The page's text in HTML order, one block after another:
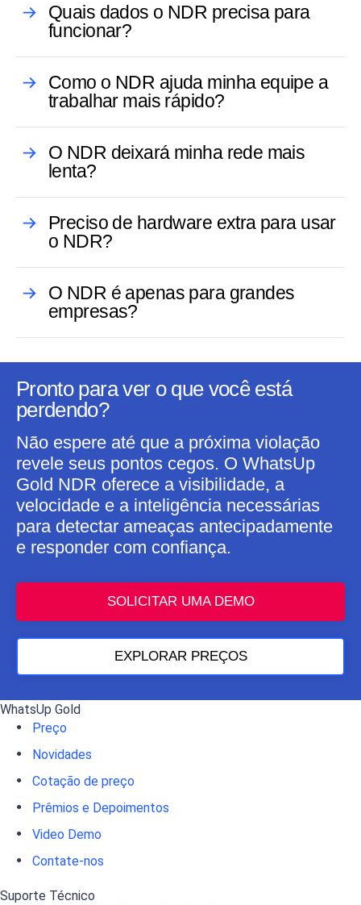
Quais dados o NDR precisa para
funcionar?
Como o NDR ajuda minha equipe a
trabalhar mais rápido?
O NDR deixará minha rede mais
lenta?
Preciso de hardware extra para usar
o NDR?
O NDR é apenas para grandes
empresas?
Pronto para ver o que você está
perdendo?
Não espere até que a próxima violação
revele seus pontos cegos. O WhatsUp
Gold NDR oferece a visibilidade, a
velocidade e a inteligência necessárias
para detectar ameaças antecipadamente
e responder com confiança.
SOLICITAR UMA DEMO
EXPLORAR PREÇOS
WhatsUp Gold
Preço
Novidades
Cotação de preço
Prêmios e Depoimentos
Video Demo
Contate-nos
Suporte Técnico